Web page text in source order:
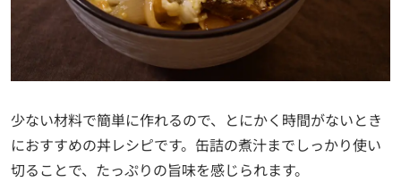
少ない材料で簡単に作れるので、とにかく時間がないとき
におすすめの丼レシピです。缶詰の煮汁までしっかり使い
切ることで、たっぷりの旨味を感じられます。